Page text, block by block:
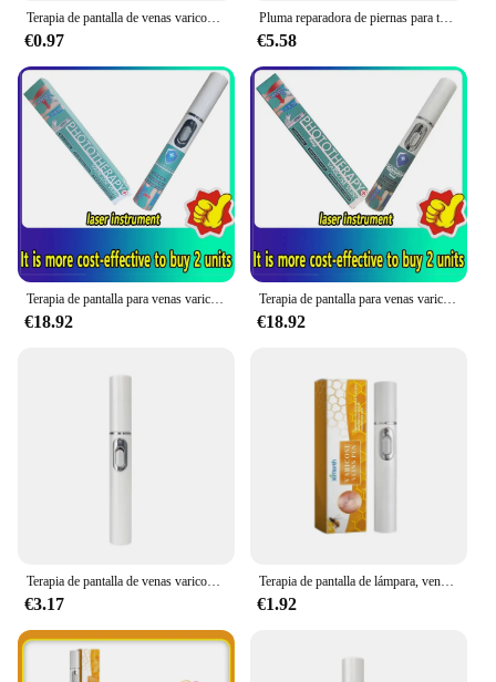
€0.97
Pluma reparadora de piernas para terapia de pantalla, alivia la incomodidad del bulto de la pierna, mejora la circulación sanguínea, bolígrafo para venas varicosas, producto para el cuidado de la piel
€5.58
Terapia de pantalla para venas varicosas, alivio efectivo de la vasculitis dilatada en las piernas, flebitis, mejora la circulación sanguínea
€18.92
Terapia de pantalla para venas varicosas, alivio efectivo de la vasculitis dilatada en las piernas, flebitis, mejora la circulación sanguínea
€18.92
Terapia de pantalla de venas varicosas, alivio efectivo de la Vasculitis dilatada en las piernas, flebitis, mejora la circulación sanguínea, nuevo producto en oferta
€3.17
Terapia de pantalla de lámpara, venas varicosas, alivio efectivo de la vasculitis dilatada en las piernas, salud de la flebite, circulación sanguínea mejorada
€1.92